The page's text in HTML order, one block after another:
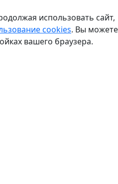
использовать сайт,
cookies. Вы можете
вашего браузера.